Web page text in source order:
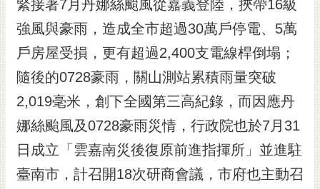
閱
RSS
訂
閱
電
子
報
市
民
信
緊接著7月丹娜絲颱風從嘉義登陸，挾帶16級
強風與豪雨，造成全市超過30萬戶停電、5萬
戶房屋受損，更有超過2,400支電線桿倒塌；
隨後的0728豪雨，關山測站累積雨量突破
2,019毫米，創下全國第三高紀錄，而因應丹
娜絲颱風及0728豪雨災情，行政院也於7月31
日成立「雲嘉南災後復原前進指揮所」並進駐
臺南市，計召開18次研商會議，市府也主動召